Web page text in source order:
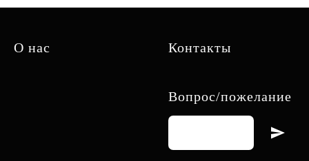
О нас Контакты
Вопрос/пожелание